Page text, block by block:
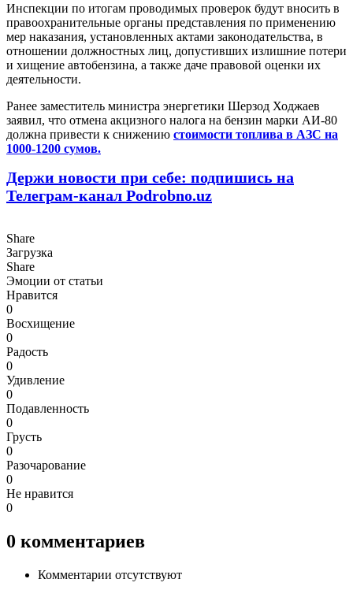
Инспекции по итогам проводимых проверок будут вносить в
правоохранительные органы представления по применению
мер наказания, установленных актами законодательства, в
отношении должностных лиц, допустивших излишние потери
и хищение автобензина, а также даче правовой оценки их
деятельности.
Ранее заместитель министра энергетики Шерзод Ходжаев
заявил, что отмена акцизного налога на бензин марки АИ-80
должна привести к снижению стоимости топлива в АЗС на
1000-1200 сумов.
Держи новости при себе: подпишись на
Телеграм-канал Podrobno.uz
Share
Загрузка
Share
Эмоции от статьи
Нравится
0
Восхищение
0
Радость
0
Удивление
0
Подавленность
0
Грусть
0
Разочарование
0
Не нравится
0
0 комментариев
Комментарии отсутствуют